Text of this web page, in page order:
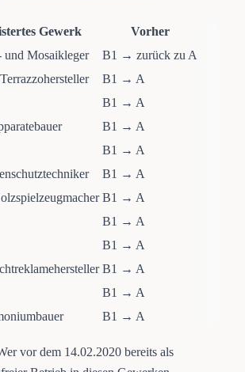
Gewerk
Vorher
und Mosaikleger
B1 → zurück zu A
B1 → A
B1 → A
B1 → A
B1 → A
B1 → A
B1 → A
B1 → A
B1 → A
B1 → A
B1 → A
B1 → A
vor dem 14.02.2020 bereits als